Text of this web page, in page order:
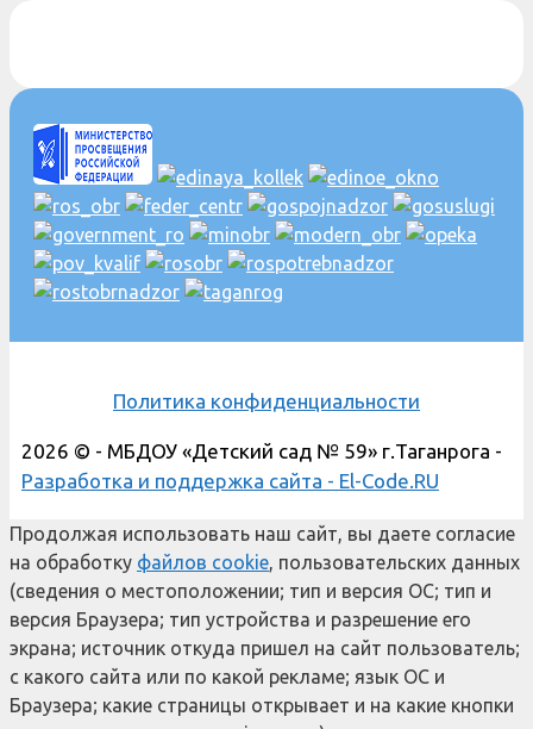
Политика конфиденциальности
2026 © - МБДОУ «Детский сад № 59» г.Таганрога -
Разработка и поддержка сайта - El-Code.RU
Продолжая использовать наш сайт, вы даете согласие
на обработку файлов cookie, пользовательских данных
(сведения о местоположении; тип и версия ОС; тип и
версия Браузера; тип устройства и разрешение его
экрана; источник откуда пришел на сайт пользователь;
с какого сайта или по какой рекламе; язык ОС и
Браузера; какие страницы открывает и на какие кнопки